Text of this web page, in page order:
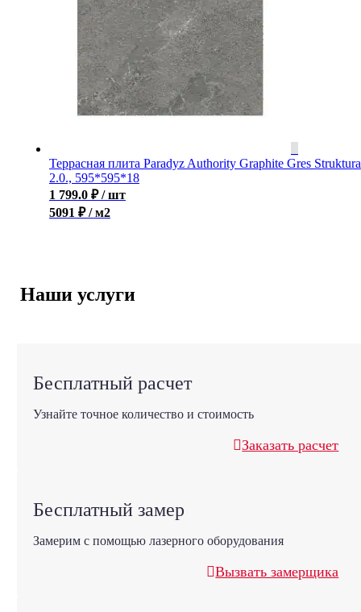
Террасная плита Paradyz Authority Graphite Gres Struktura
2.0., 595*595*18
1 799.0 ₽ / шт
5091 ₽ / м2
Наши услуги
Бесплатный расчет
Узнайте точное количество и стоимость
Заказать расчет
Бесплатный замер
Замерим с помощью лазерного оборудования
Вызвать замерщика